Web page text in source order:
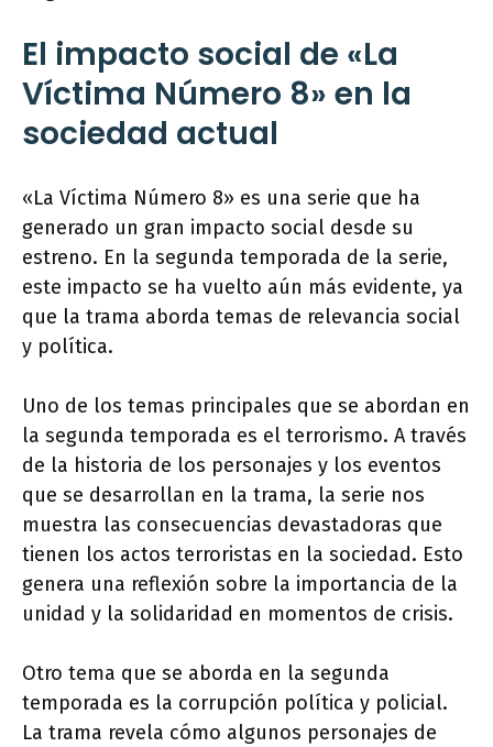
El impacto social de «La
Víctima Número 8» en la
sociedad actual
«La Víctima Número 8» es una serie que ha
generado un gran impacto social desde su
estreno. En la segunda temporada de la serie,
este impacto se ha vuelto aún más evidente, ya
que la trama aborda temas de relevancia social
y política.
Uno de los temas principales que se abordan en
la segunda temporada es el terrorismo. A través
de la historia de los personajes y los eventos
que se desarrollan en la trama, la serie nos
muestra las consecuencias devastadoras que
tienen los actos terroristas en la sociedad. Esto
genera una reflexión sobre la importancia de la
unidad y la solidaridad en momentos de crisis.
Otro tema que se aborda en la segunda
temporada es la corrupción política y policial.
La trama revela cómo algunos personajes de